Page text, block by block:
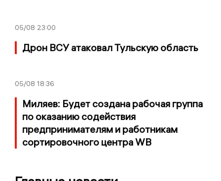
05/08 23:00
Дрон ВСУ атаковал Тульскую область
05/08 18:36
Миляев: Будет создана рабочая группа
по оказанию содействия
предпринимателям и работникам
сортировочного центра WB